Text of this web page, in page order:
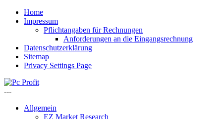
Home
Impressum
Pflichtangaben für Rechnungen
Anforderungen an die Eingangsrechnung
Datenschutzerklärung
Sitemap
Privacy Settings Page
---
Allgemein
EZ Market Research